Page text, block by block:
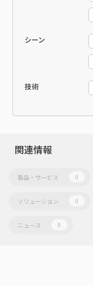
シーン
技術
関連情報
製品・サービス 0
ソリューション 0
ニュース 0